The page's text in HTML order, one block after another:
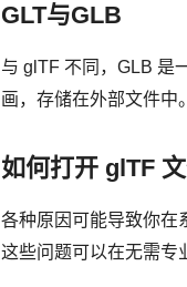
GLT与GLB
与 glTF 不同，GLB 是
画，存储在外部文件中
如何打开 glTF
各种原因可能导致你在
这些问题可以在无需专